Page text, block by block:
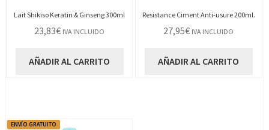
Lait Shikiso Keratin & Ginseng 300ml
23,83€ IVA INCLUIDO
AÑADIR AL CARRITO
Resistance Ciment Anti-usure 200ml.
27,95€ IVA INCLUIDO
AÑADIR AL CARRITO
ENVÍO GRATUITO